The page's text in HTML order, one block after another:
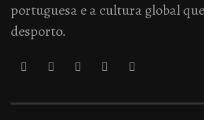
portuguesa e a cultura global
desporto.